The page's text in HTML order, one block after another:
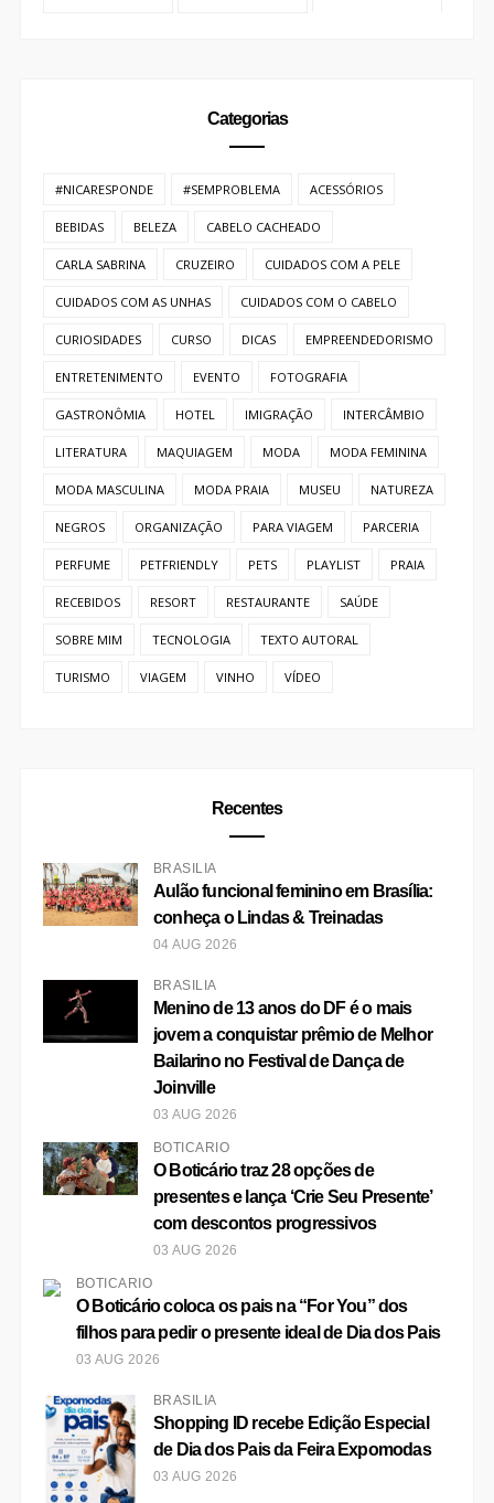
Categorias
#NICARESPONDE #SEMPROBLEMA ACESSÓRIOS
BEBIDAS BELEZA CABELO CACHEADO
CARLA SABRINA CRUZEIRO CUIDADOS COM A PELE
CUIDADOS COM AS UNHAS CUIDADOS COM O CABELO
CURIOSIDADES CURSO DICAS EMPREENDEDORISMO
ENTRETENIMENTO EVENTO FOTOGRAFIA
GASTRONÔMIA HOTEL IMIGRAÇÃO INTERCÂMBIO
LITERATURA MAQUIAGEM MODA MODA FEMININA
MODA MASCULINA MODA PRAIA MUSEU NATUREZA
NEGROS ORGANIZAÇÃO PARA VIAGEM PARCERIA
PERFUME PETFRIENDLY PETS PLAYLIST PRAIA
RECEBIDOS RESORT RESTAURANTE SAÚDE
SOBRE MIM TECNOLOGIA TEXTO AUTORAL
TURISMO VIAGEM VINHO VÍDEO
Recentes
BRASÍLIA
Aulão funcional feminino em Brasília:
conheça o Lindas & Treinadas
04 AUG 2026
BRASÍLIA
Menino de 13 anos do DF é o mais
jovem a conquistar prêmio de Melhor
Bailarino no Festival de Dança de
Joinville
03 AUG 2026
BOTICÁRIO
O Boticário traz 28 opções de
presentes e lança ‘Crie Seu Presente’
com descontos progressivos
03 AUG 2026
BOTICÁRIO
O Boticário coloca os pais na “For You” dos
filhos para pedir o presente ideal de Dia dos Pais
03 AUG 2026
BRASÍLIA
Shopping ID recebe Edição Especial
de Dia dos Pais da Feira Expomodas
03 AUG 2026